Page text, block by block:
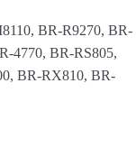
BR-R9270, BR-
4770, BR-RS805,
BR-RX810, BR-